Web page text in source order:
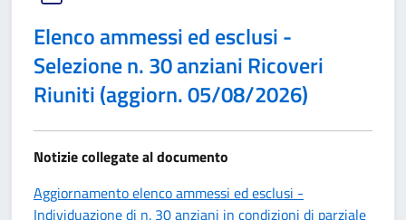
Elenco ammessi ed esclusi -
Selezione n. 30 anziani Ricoveri
Riuniti (aggiorn. 05/08/2026)
Notizie collegate al documento
Aggiornamento elenco ammessi ed esclusi -
Individuazione di n. 30 anziani in condizioni di parziale